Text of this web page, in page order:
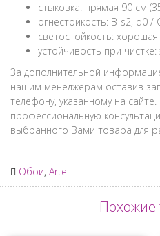
стыковка: прямая 90 см
огнестойкость: B-s2, d0 /
светостойкость: хорошая
устойчивость при
За дополнительной
нашим менеджерам оставив
телефону, указанному на
профессиональную
выбранного Вами товара для
Обои, Arte
Похожие